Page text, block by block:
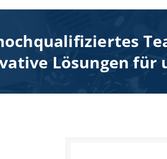
Lösungen für